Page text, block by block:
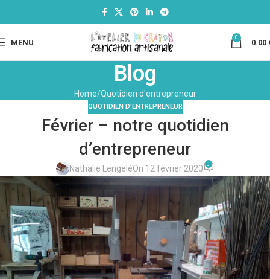
MENU
0
0.00
Blog
Home Quotidien d'entrepreneur
QUOTIDIEN D'ENTREPRENEUR
Février – notre quotidien
d’entrepreneur
Nathalie LengeléOn 12 février 2020 0